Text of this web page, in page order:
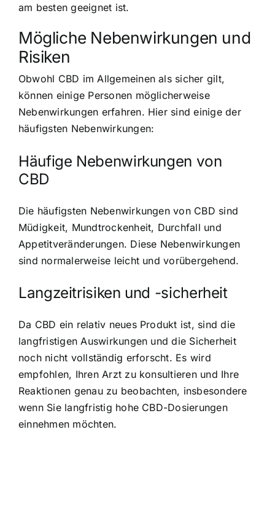
am besten geeignet ist.
Mögliche Nebenwirkungen und
Risiken
Obwohl CBD im Allgemeinen als sicher gilt,
können einige Personen möglicherweise
Nebenwirkungen erfahren. Hier sind einige der
häufigsten Nebenwirkungen:
Häufige Nebenwirkungen von
CBD
Die häufigsten Nebenwirkungen von CBD sind
Müdigkeit, Mundtrockenheit, Durchfall und
Appetitveränderungen. Diese Nebenwirkungen
sind normalerweise leicht und vorübergehend.
Langzeitrisiken und -sicherheit
Da CBD ein relativ neues Produkt ist, sind die
langfristigen Auswirkungen und die Sicherheit
noch nicht vollständig erforscht. Es wird
empfohlen, Ihren Arzt zu konsultieren und Ihre
Reaktionen genau zu beobachten, insbesondere
wenn Sie langfristig hohe CBD-Dosierungen
einnehmen möchten.